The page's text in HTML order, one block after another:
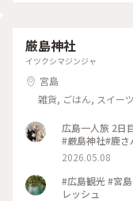
厳島神社
イツクシマジンジャ
宮島
雑貨, ごはん, スイー
広島一人旅 2日目
#厳島神社#鹿さ
2026.05.08
#広島観光 #宮
レッシュ